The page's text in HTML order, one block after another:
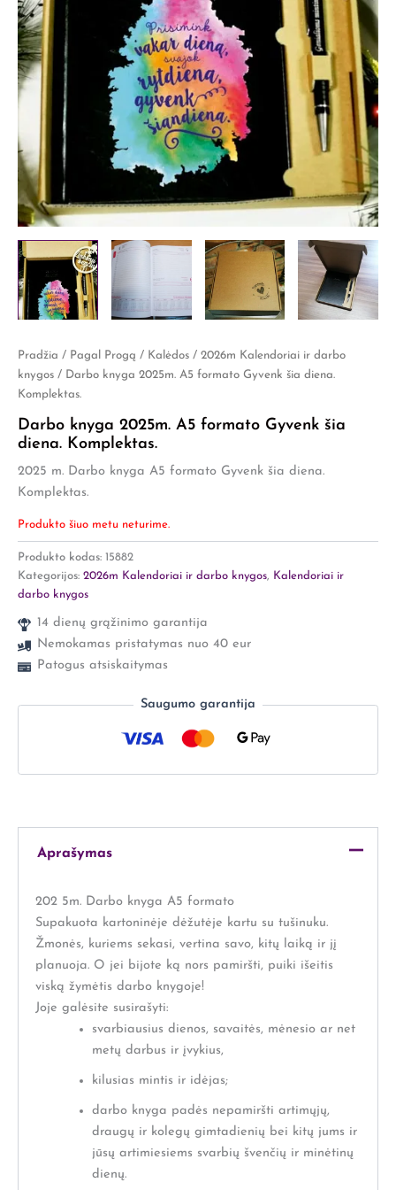
Pradžia / Pagal Progą / Kalėdos / 2026m Kalendoriai ir darbo
knygos / Darbo knyga 2025m. A5 formato Gyvenk šia diena.
Komplektas.
Darbo knyga 2025m. A5 formato Gyvenk šia
diena. Komplektas.
2025 m. Darbo knyga A5 formato Gyvenk šia diena.
Komplektas.
Produkto šiuo metu neturime.
Produkto kodas: 15882
Kategorijos: 2026m Kalendoriai ir darbo knygos, Kalendoriai ir
darbo knygos
14 dienų grąžinimo garantija
Nemokamas pristatymas nuo 40 eur
Patogus atsiskaitymas
Saugumo garantija
Aprašymas
202 5m. Darbo knyga A5 formato
Supakuota kartoninėje dėžutėje kartu su tušinuku.
Žmonės, kuriems sekasi, vertina savo, kitų laiką ir jį
planuoja. O jei bijote ką nors pamiršti, puiki išeitis
viską žymėtis darbo knygoje!
Joje galėsite susirašyti:
svarbiausius dienos, savaitės, mėnesio ar net
metų darbus ir įvykius,
kilusias mintis ir idėjas;
darbo knyga padės nepamiršti artimųjų,
draugų ir kolegų gimtadienių bei kitų jums ir
jūsų artimiesiems svarbių švenčių ir minėtinų
dienų.